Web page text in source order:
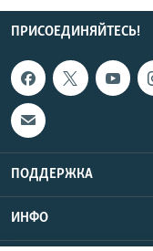
ПРИСОЕДИНЯЙТЕСЬ!
ПОДДЕРЖКА
ИНФО